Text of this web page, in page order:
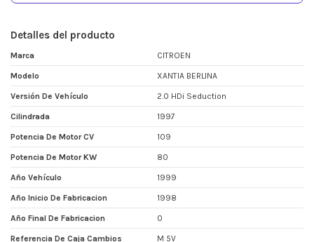
Detalles del producto
Marca CITROEN
Modelo XANTIA BERLINA
Versión De Vehículo 2.0 HDi Seduction
Cilindrada 1997
Potencia De Motor CV 109
Potencia De Motor KW 80
Año Vehículo 1999
Año Inicio De Fabricacion 1998
Año Final De Fabricacion 0
Referencia De Caja Cambios M 5V